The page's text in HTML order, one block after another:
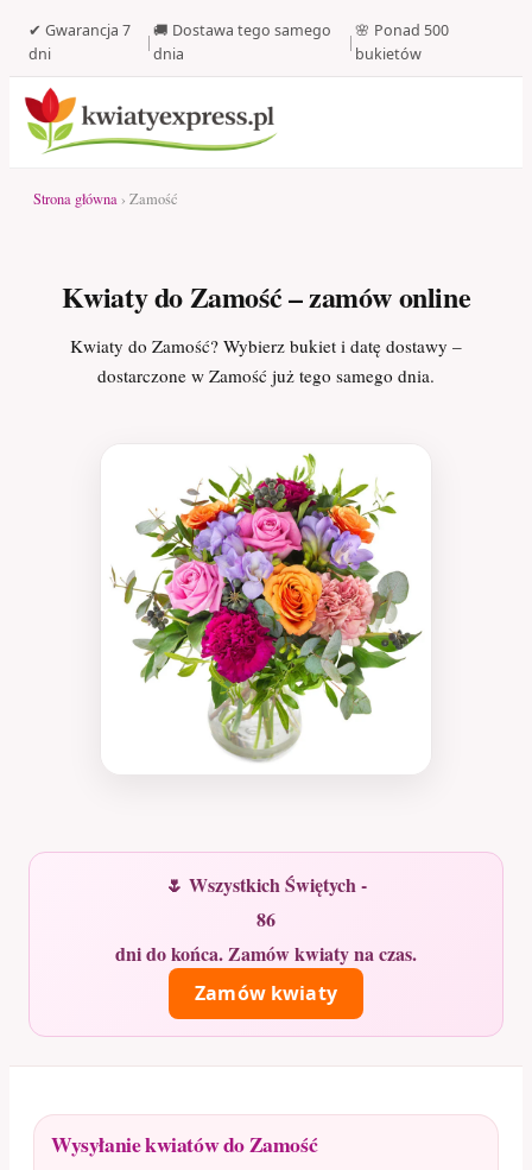
✔ Gwarancja 7
dni
|
🚚 Dostawa tego samego
dnia
|
🌸 Ponad 500
bukietów
Strona główna › Zamość
Kwiaty do Zamość – zamów online
Kwiaty do Zamość? Wybierz bukiet i datę dostawy –
dostarczone w Zamość już tego samego dnia.
🌷 Wszystkich Świętych -
86
dni do końca. Zamów kwiaty na czas.
Zamów kwiaty
Wysyłanie kwiatów do Zamość